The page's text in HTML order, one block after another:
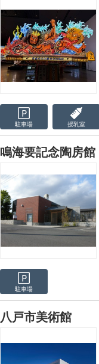
駐車場 授乳室
鳴海要記念陶房館
駐車場
八戸市美術館